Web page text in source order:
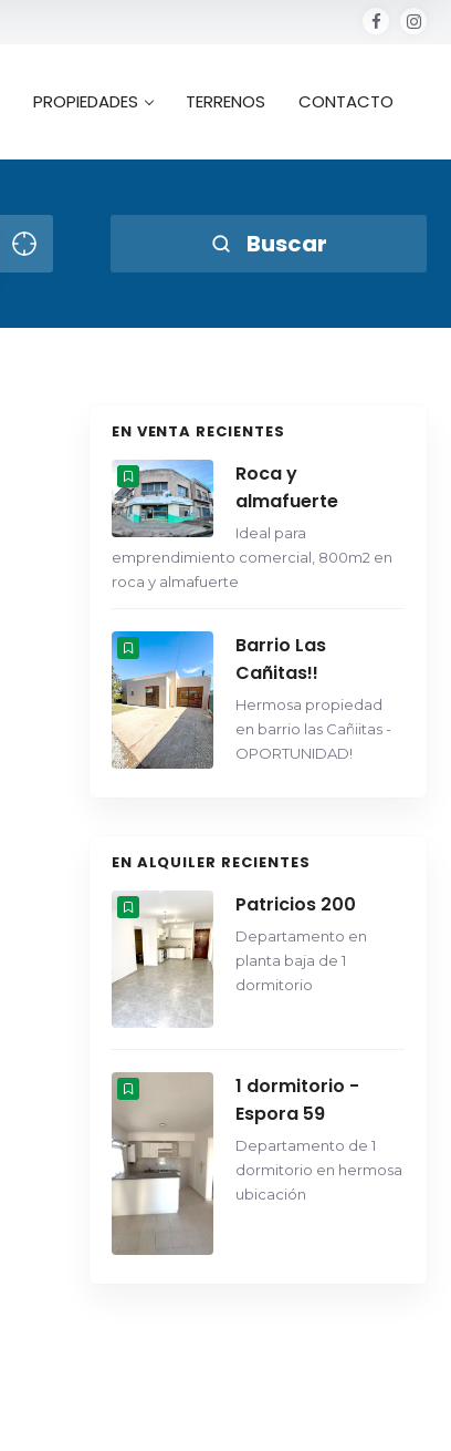
PROPIEDADES TERRENOS CONTACTO
Buscar
EN VENTA RECIENTES
Roca y
almafuerte
Ideal para
emprendimiento comercial, 800m2 en
roca y almafuerte
Barrio Las
Cañitas!!
Hermosa propiedad
en barrio las Cañiitas -
OPORTUNIDAD!
EN ALQUILER RECIENTES
Patricios 200
Departamento en
planta baja de 1
dormitorio
1 dormitorio -
Espora 59
Departamento de 1
dormitorio en hermosa
ubicación